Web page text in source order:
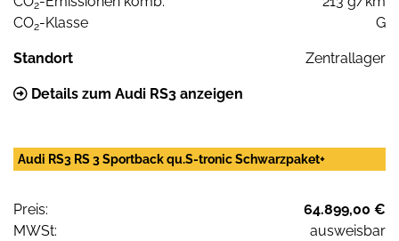
2
CO2-Klasse G
Standort Zentrallager
Details zum Audi RS3 anzeigen
Audi RS3 RS 3 Sportback qu.S-tronic Schwarzpaket+
Preis:
64.899,00 €
MWSt:
ausweisbar